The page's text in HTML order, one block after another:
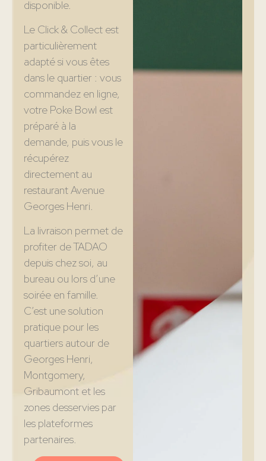
disponible.
Le Click & Collect est
particulièrement
adapté si vous êtes
dans le quartier : vous
commandez en ligne,
votre Poke Bowl est
préparé à la
demande, puis vous le
récupérez
directement au
restaurant Avenue
Georges Henri.
La livraison permet de
profiter de TADAO
depuis chez soi, au
bureau ou lors d’une
soirée en famille.
C’est une solution
pratique pour les
quartiers autour de
Georges Henri,
Montgomery,
Gribaumont et les
zones desservies par
les plateformes
partenaires.